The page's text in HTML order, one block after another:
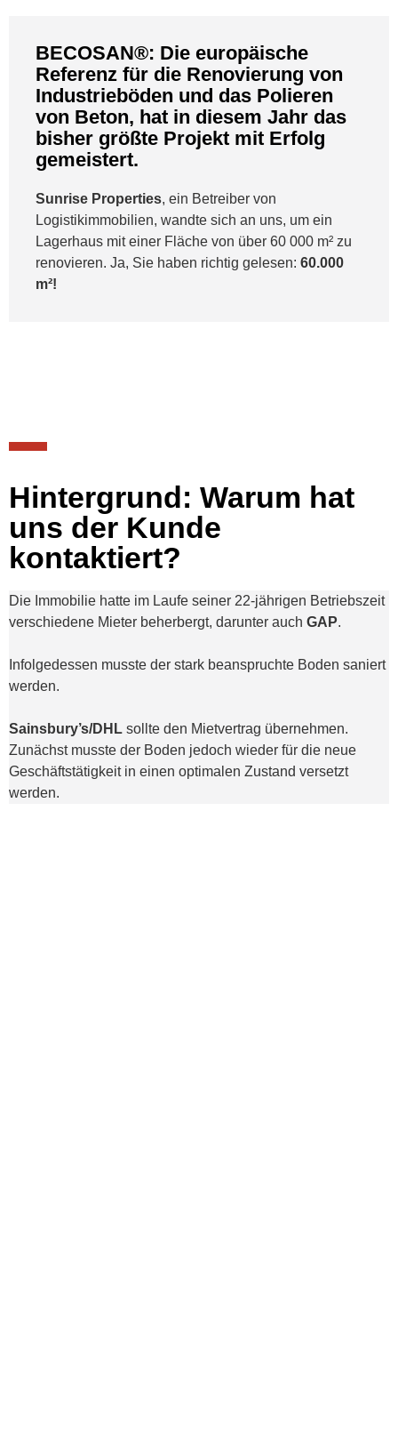
BECOSAN®: Die europäische
Referenz für die Renovierung von
Industrieböden und das Polieren
von Beton, hat in diesem Jahr das
bisher größte Projekt mit Erfolg
gemeistert.
Sunrise Properties, ein Betreiber von
Logistikimmobilien, wandte sich an uns, um ein
Lagerhaus mit einer Fläche von über 60 000 m² zu
renovieren. Ja, Sie haben richtig gelesen: 60.000
m²!
Hintergrund: Warum hat
uns der Kunde
kontaktiert?
Die Immobilie hatte im Laufe seiner 22-jährigen Betriebszeit
verschiedene Mieter beherbergt, darunter auch GAP.
Infolgedessen musste der stark beanspruchte Boden saniert
werden.
Sainsbury’s/DHL sollte den Mietvertrag übernehmen.
Zunächst musste der Boden jedoch wieder für die neue
Geschäftstätigkeit in einen optimalen Zustand versetzt
werden.